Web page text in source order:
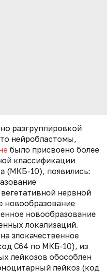
разгруппировкой
нейробластомы,
было присвоено более
классификации
(МКБ-10), появились:
нервной
новообразование
новообразование
локализаций.
злокачественное
С64 по МКБ-10), из
лейкозов обособлен
лейкоз (код